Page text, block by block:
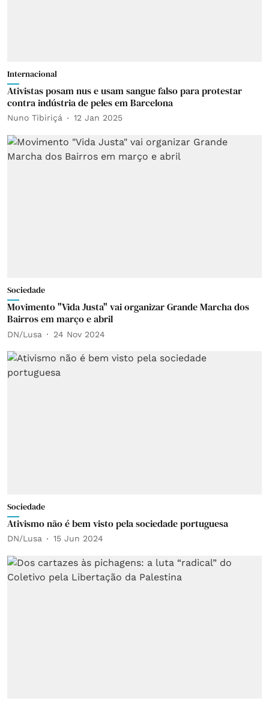
Internacional
Ativistas posam nus e usam sangue falso para protestar
contra indústria de peles em Barcelona
Nuno Tibiriçá 12 Jan 2025
Sociedade
Movimento "Vida Justa" vai organizar Grande Marcha dos
Bairros em março e abril
DN/Lusa 24 Nov 2024
Sociedade
Ativismo não é bem visto pela sociedade portuguesa
DN/Lusa 15 Jun 2024